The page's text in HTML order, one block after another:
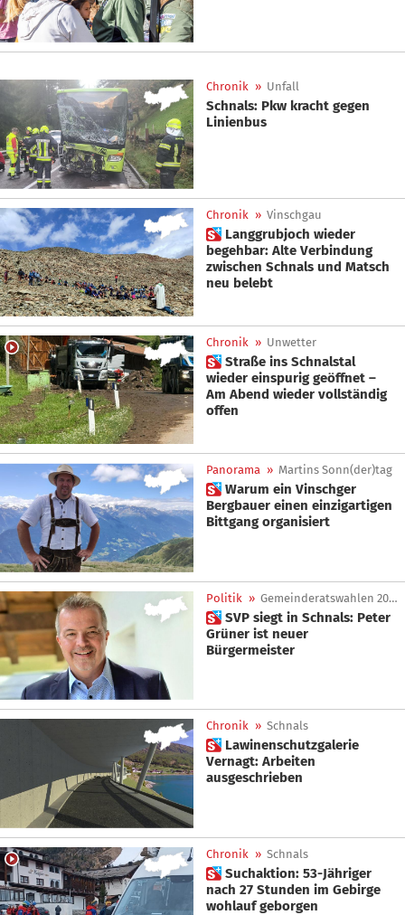
Chronik » Unfall
Schnals: Pkw kracht gegen
Linienbus
Chronik » Vinschgau
 Langgrubjoch wieder
begehbar: Alte Verbindung
zwischen Schnals und Matsch
neu belebt
Chronik » Unwetter
 Straße ins Schnalstal
wieder einspurig geöffnet –
Am Abend wieder vollständig
offen
Panorama » Martins Sonn(der)tag
 Warum ein Vinschger
Bergbauer einen einzigartigen
Bittgang organisiert
Politik » Gemeinderatswahlen 2025
 SVP siegt in Schnals: Peter
Grüner ist neuer
Bürgermeister
Chronik » Schnals
 Lawinenschutzgalerie
Vernagt: Arbeiten
ausgeschrieben
Chronik » Schnals
 Suchaktion: 53-Jähriger
nach 27 Stunden im Gebirge
wohlauf geborgen